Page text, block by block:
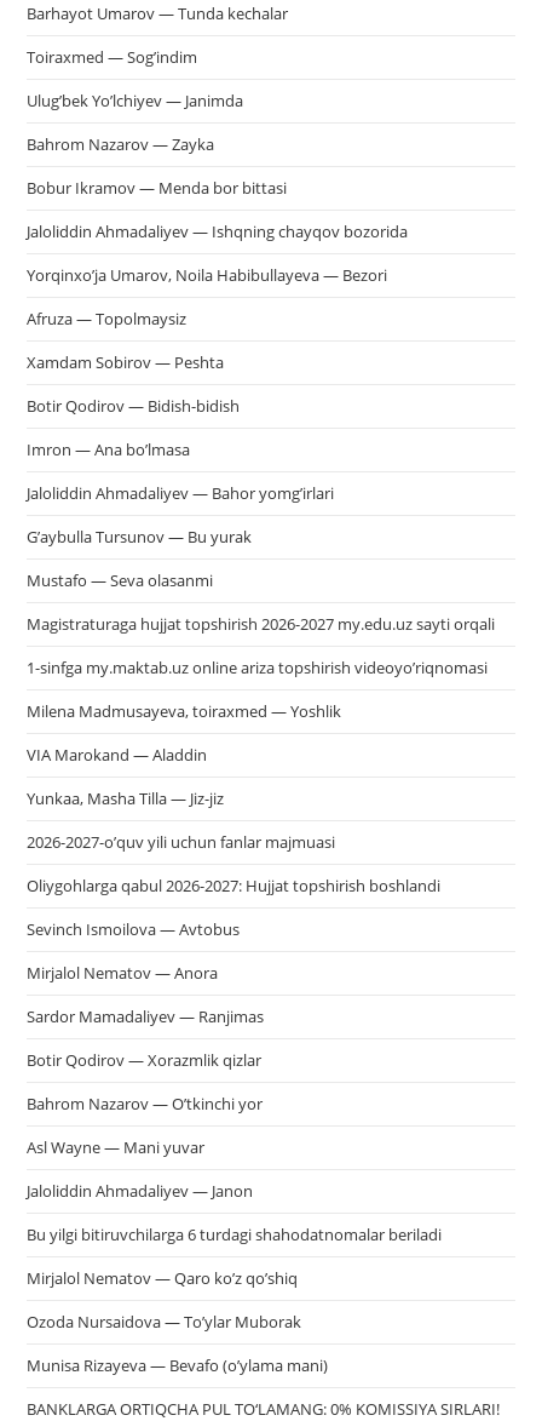
Barhayot Umarov — Tunda kechalar
Toiraxmed — Sog’indim
Ulug’bek Yo’lchiyev — Janimda
Bahrom Nazarov — Zayka
Bobur Ikramov — Menda bor bittasi
Jaloliddin Ahmadaliyev — Ishqning chayqov bozorida
Yorqinxo’ja Umarov, Noila Habibullayeva — Bezori
Afruza — Topolmaysiz
Xamdam Sobirov — Peshta
Botir Qodirov — Bidish-bidish
Imron — Ana bo’lmasa
Jaloliddin Ahmadaliyev — Bahor yomg’irlari
G’aybulla Tursunov — Bu yurak
Mustafo — Seva olasanmi
Magistraturaga hujjat topshirish 2026-2027 my.edu.uz sayti orqali
1-sinfga my.maktab.uz online ariza topshirish videoyo’riqnomasi
Milena Madmusayeva, toiraxmed — Yoshlik
VIA Marokand — Aladdin
Yunkaa, Masha Tilla — Jiz-jiz
2026-2027-o’quv yili uchun fanlar majmuasi
Oliygohlarga qabul 2026-2027: Hujjat topshirish boshlandi
Sevinch Ismoilova — Avtobus
Mirjalol Nematov — Anora
Sardor Mamadaliyev — Ranjimas
Botir Qodirov — Xorazmlik qizlar
Bahrom Nazarov — O’tkinchi yor
Asl Wayne — Mani yuvar
Jaloliddin Ahmadaliyev — Janon
Bu yilgi bitiruvchilarga 6 turdagi shahodatnomalar beriladi
Mirjalol Nematov — Qaro ko’z qo’shiq
Ozoda Nursaidova — To’ylar Muborak
Munisa Rizayeva — Bevafo (o’ylama mani)
BANKLARGA ORTIQCHA PUL TO‘LAMANG: 0% KOMISSIYA SIRLARI!